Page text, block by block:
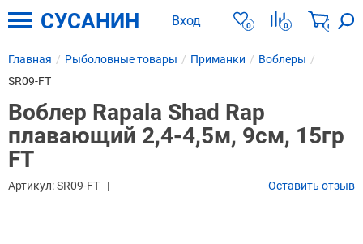
Вход 0 0 0
СУСАНИН
Главная Рыболовные товары Приманки
Воблеры
SR09-FT
Воблер Rapala Shad Rap
плавающий 2,4-4,5м, 9см, 15гр
FT
Артикул:SR09-FT Оставить отзыв